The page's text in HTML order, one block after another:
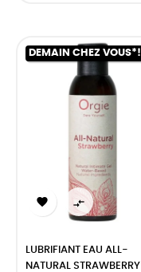
DEMAIN CHEZ VOUS*!
 
LUBRIFIANT EAU ALL-
NATURAL STRAWBERRY